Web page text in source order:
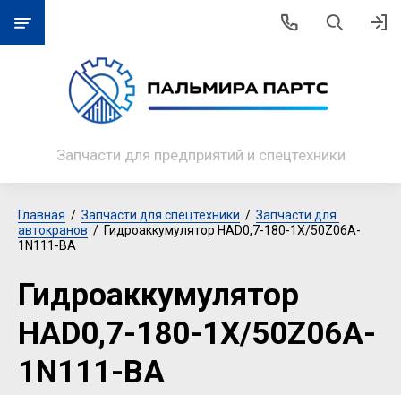
Запчасти для предприятий и спецтехники
Главная
  /
Запчасти для спецтехники
  /
Запчасти для
автокранов
  /  Гидроаккумулятор HAD0,7-180-1X/50Z06A-
1N111-BA
Гидроаккумулятор
HAD0,7-180-1X/50Z06A-
1N111-BA